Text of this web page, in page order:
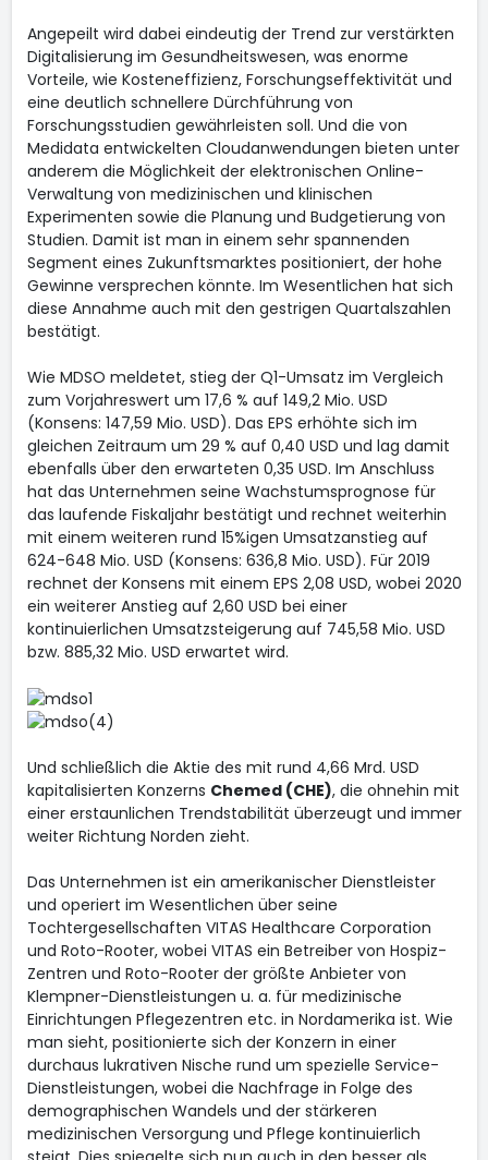
Angepeilt wird dabei eindeutig der Trend zur verstärkten
Digitalisierung im Gesundheitswesen, was enorme
Vorteile, wie Kosteneffizienz, Forschungseffektivität und
eine deutlich schnellere Dürchführung von
Forschungsstudien gewährleisten soll. Und die von
Medidata entwickelten Cloudanwendungen bieten unter
anderem die Möglichkeit der elektronischen Online-
Verwaltung von medizinischen und klinischen
Experimenten sowie die Planung und Budgetierung von
Studien. Damit ist man in einem sehr spannenden
Segment eines Zukunftsmarktes positioniert, der hohe
Gewinne versprechen könnte. Im Wesentlichen hat sich
diese Annahme auch mit den gestrigen Quartalszahlen
bestätigt.
Wie MDSO meldetet, stieg der Q1-Umsatz im Vergleich
zum Vorjahreswert um 17,6 % auf 149,2 Mio. USD
(Konsens: 147,59 Mio. USD). Das EPS erhöhte sich im
gleichen Zeitraum um 29 % auf 0,40 USD und lag damit
ebenfalls über den erwarteten 0,35 USD. Im Anschluss
hat das Unternehmen seine Wachstumsprognose für
das laufende Fiskaljahr bestätigt und rechnet weiterhin
mit einem weiteren rund 15%igen Umsatzanstieg auf
624-648 Mio. USD (Konsens: 636,8 Mio. USD). Für 2019
rechnet der Konsens mit einem EPS 2,08 USD, wobei 2020
ein weiterer Anstieg auf 2,60 USD bei einer
kontinuierlichen Umsatzsteigerung auf 745,58 Mio. USD
bzw. 885,32 Mio. USD erwartet wird.
Und schließlich die Aktie des mit rund 4,66 Mrd. USD
kapitalisierten Konzerns Chemed (CHE), die ohnehin mit
einer erstaunlichen Trendstabilität überzeugt und immer
weiter Richtung Norden zieht.
Das Unternehmen ist ein amerikanischer Dienstleister
und operiert im Wesentlichen über seine
Tochtergesellschaften VITAS Healthcare Corporation
und Roto-Rooter, wobei VITAS ein Betreiber von Hospiz-
Zentren und Roto-Rooter der größte Anbieter von
Klempner-Dienstleistungen u. a. für medizinische
Einrichtungen Pflegezentren etc. in Nordamerika ist. Wie
man sieht, positionierte sich der Konzern in einer
durchaus lukrativen Nische rund um spezielle Service-
Dienstleistungen, wobei die Nachfrage in Folge des
demographischen Wandels und der stärkeren
medizinischen Versorgung und Pflege kontinuierlich